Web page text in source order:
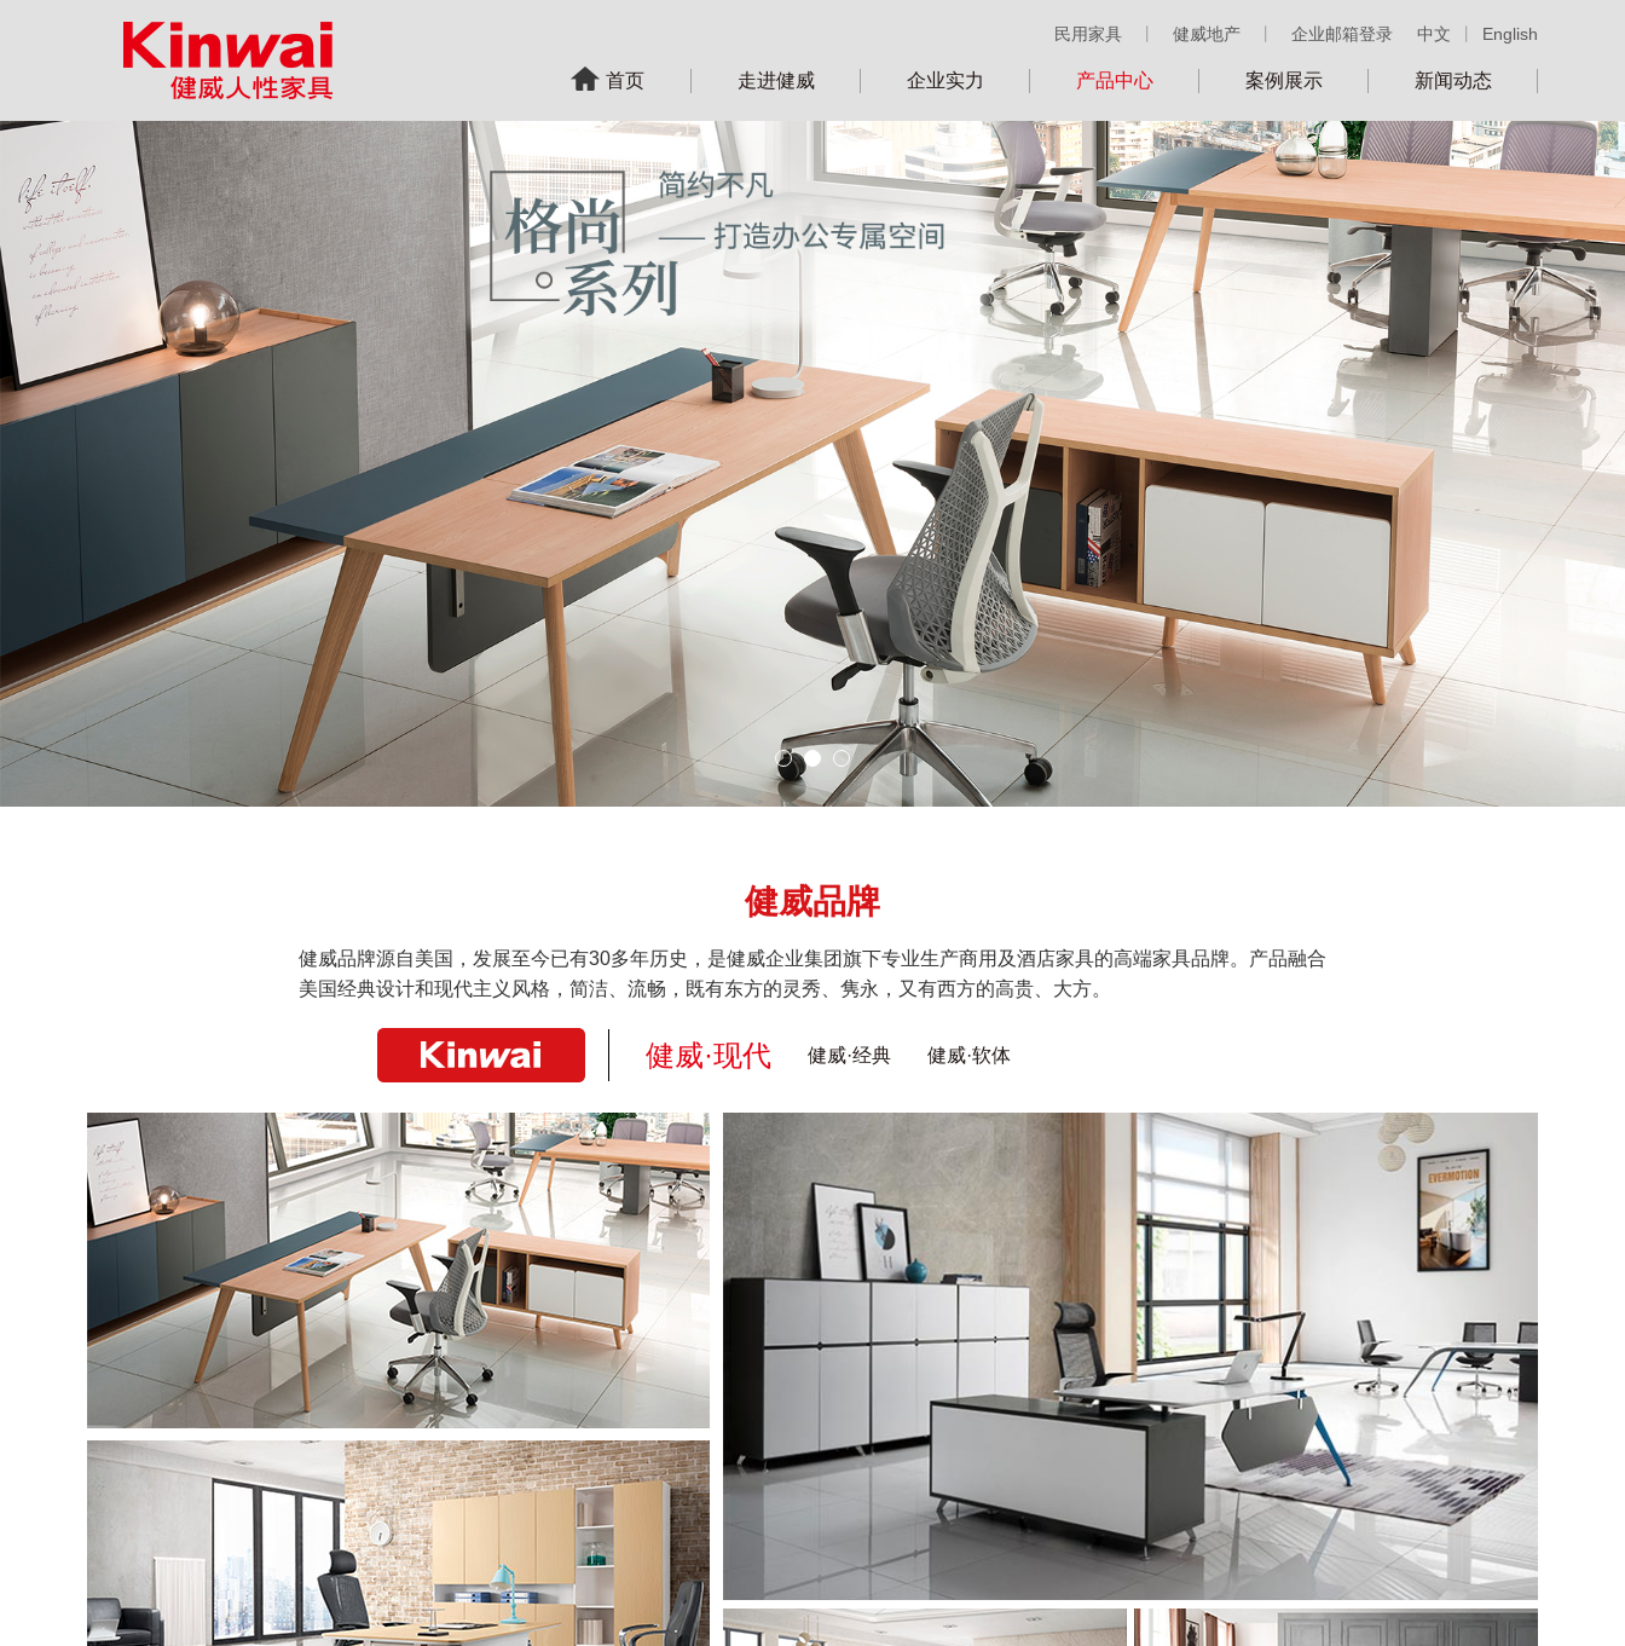
中文 English
民用家具 健威地产 企业邮箱登录
首页 走进健威 企业实力 产品中心 案例展示 新闻动态
健威品牌
健威品牌源自美国，发展至今已有30多年历史，是健威企业集团旗下专业生产商用及酒店家具的高端家具品牌。产品融合
美国经典设计和现代主义风格，简洁、流畅，既有东方的灵秀、隽永，又有西方的高贵、大方。
健威·现代 健威·经典 健威·软体